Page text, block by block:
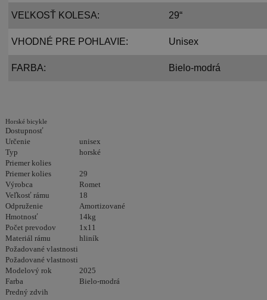
VEĽKOSŤ KOLESA: 29“
VHODNÉ PRE POHLAVIE: Unisex
FARBA: Bielo-modrá
Horské bicykle
Dostupnosť
Určenie
unisex
Typ
horské
Priemer kolies
Priemer kolies
29
Výrobca
Romet
Veľkosť rámu
18
Odpruženie
Amortizované
Hmotnosť
14kg
Počet prevodov
1x11
Materiál rámu
hliník
Požadované vlastnosti
Požadované vlastnosti
Modelový rok
2025
Farba
Bielo-modrá
Predný zdvih